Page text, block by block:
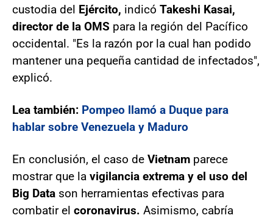
custodia del Ejército, indicó Takeshi Kasai,
director de la OMS para la región del Pacífico
occidental. "Es la razón por la cual han podido
mantener una pequeña cantidad de infectados",
explicó.
Lea también: Pompeo llamó a Duque para
hablar sobre Venezuela y Maduro
En conclusión, el caso de Vietnam parece
mostrar que la vigilancia extrema y el uso del
Big Data son herramientas efectivas para
combatir el coronavirus. Asimismo, cabría